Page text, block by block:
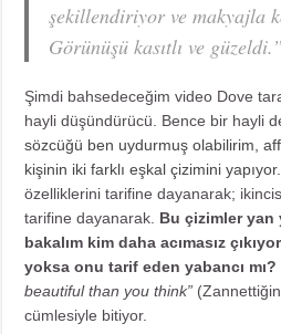
şekillendiriyor ve makyajla
Görünüşü kasıtlı ve güzeldi.”
Şimdi bahsedeceğim video Dove
hayli düşündürücü. Bence bir hayli
sözcüğü ben uydurmuş olabilirim,
kişinin iki farklı eşkal çizimini yapıyor.
özelliklerini tarifine dayanarak;
tarifine dayanarak. Bu çizimler yan
bakalım kim daha acımasız
yoksa onu tarif eden yabancı mı?
beautiful than you think”
cümlesiyle bitiyor.